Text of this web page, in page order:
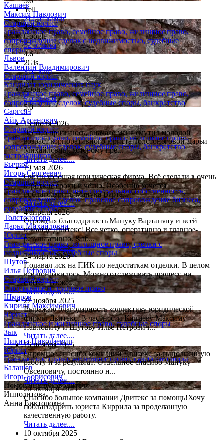
Кашаев
Максим Павлович
Старший юрист
Гражданское право, семейное право, жилищное право,
сопровождение сделок с недвижимостью, судебные
споры
Львов
Валентин Владимирович
Старший юрист
Кандидат юридических наук
Гражданское право, семейное право, жилищное право,
сопровождение сделок, судебные споры, банкротство
Саргсян
Айк Арсенович
Старший юрист
Гражданское право, семейное право, жилищное право,
сопровождение сделок, судебные споры, банкротство
застройщиков
Бычков
Игорь Сергеевич
Старший юрист
Гражданское право, интеллектуальная собственность,
сопровождение сделок, правовое сопровождение бизнеса,
судебные споры
Толстоногова
Дарья Михайловна
Юрист
Гражданское право, жилищное право, сделки с
недвижимостью, судебные споры
Шутов
Илья Петрович
Старший юрист
Спортивное и трудовое право
Шмаров
Кирилл Максимович
Юрист
Гражданское и жилищное право, судебные споры
Зык
Никита Николаевич
Юрист
Гражданское право, жилищное право, судебные споры
Балашов
Игорь Борисович
Помощник руководителя
Ипполитова
Анна Викторовна
Yell
212 отзывов
4.9
Google
52 отзыва
4.6
2Gis
3 отзыва
5.0
Zoon
9 отзывов
5.0
13 июля 2026
Честно признаюсь, вначале меня смутил молодой
возраст корпоративного юриста Толстоноговой Дарьи
Михайловны, которому пре...
Читать далее....
19 мая 2026
Очень хорошая юридическая фирма. Всё сделали в очень
короткие сроки и чётко. Особенно хочется
поблагодарить Манука Варта...
Читать далее....
4 апреля 2026
Огромная благодарность Мануку Вартаняну и всей
команде Двитекс! Все четко, оперативно и главное-
результативно. &nb...
Читать далее....
24 марта 2026
Подавал иск на ПИК по недостаткам отделки. В целом
все понравилось. Можно отслеживать процесс на
сайте. Также...
Читать далее....
27 ноября 2025
Выражаю благодарность коллективу юридической
фирмы Двитекс. В частности Кашаеву Максиму
Павловичу и Шутову Илье Петрович...
Читать далее....
16 ноября 2025
Огромное спасибо компании Двитекс за выполненную
работу и за результат. Отдельное спасибо Мануку
Овсеповичу, постоянно н...
Читать далее....
20 октября 2025
Спасибо большое компании Двитекс за помощь!Хочу
поблагодарить юриста Киррила за проделанную
качественную работу.
Читать далее....
10 октября 2025